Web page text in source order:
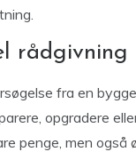
rådgivning
fra en
opgradere
penge, men også